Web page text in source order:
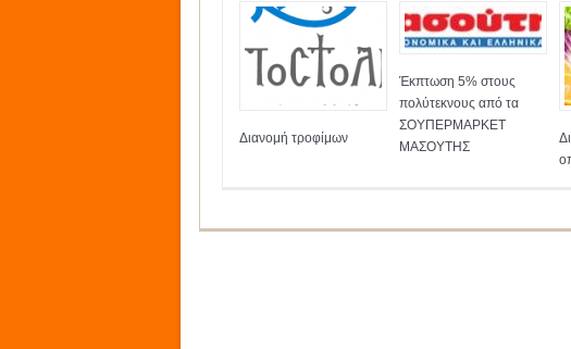
Διανομή τροφίμων
Έκπτωση 5% στους
πολύτεκνους από τα
ΣΟΥΠΕΡΜΑΡΚΕΤ
ΜΑΣΟΥΤΗΣ